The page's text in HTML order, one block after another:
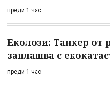
преди 1 час
Еколози: Танкер от
заплашва с
преди 1 час